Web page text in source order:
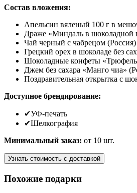
Состав вложения:
Апельсин вяленый 100 г в
Драже «Миндаль в шоколадной
Чай черный с чабрецом (Россия)
Грецкий орех в шоколаде без
Шоколадные конфеты
Джем без сахара «Манго чиа»
Поздравительная открытка с
Доступное брендирование:
✔УФ-печать
✔Шелкография
Минимальный заказ: от 10 шт.
Узнать стоимость с доставкой
Похожие подарки